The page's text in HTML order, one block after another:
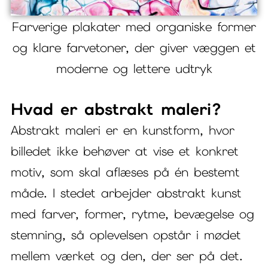
Farverige plakater med organiske former
og klare farvetoner, der giver væggen et
moderne og lettere udtryk
Hvad er abstrakt maleri?
Abstrakt maleri er en kunstform, hvor
billedet ikke behøver at vise et konkret
motiv, som skal aflæses på én bestemt
måde. I stedet arbejder abstrakt kunst
med farver, former, rytme, bevægelse og
stemning, så oplevelsen opstår i mødet
mellem værket og den, der ser på det.